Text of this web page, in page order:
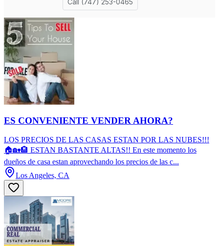
ES CONVENIENTE VENDER AHORA?
LOS PRECIOS DE LAS CASAS ESTAN POR LAS NUBES!!!
🏠🏡🏨 ESTAN BASTANTE ALTAS!! En este momento los
dueños de casa estan aprovechando los precios de las c...
Los Angeles, CA